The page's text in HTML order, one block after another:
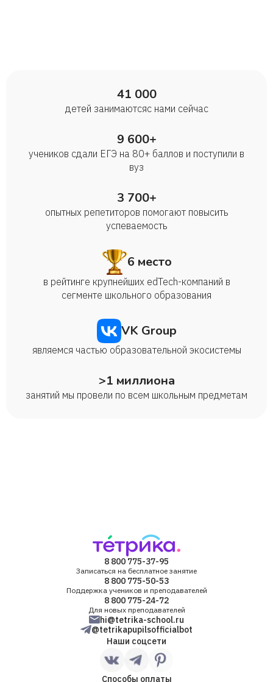
41 000
детей занимаются с нами сейчас
9 600+
учеников сдали ЕГЭ на 80+ баллов и поступили в
вуз
3 700+
опытных репетиторов помогают повысить
успеваемость
6 место
в рейтинге крупнейших edTech-компаний в
сегменте школьного образования
VK Group
являемся частью образовательной экосистемы
>1 миллиона
занятий мы провели по всем школьным предметам
8 800 775-37-95
Записаться на бесплатное занятие
8 800 775-50-53
Поддержка учеников и преподавателей
8 800 775-24-72
Для новых преподавателей
hi@tetrika-school.ru
@tetrikapupilsofficialbot
Наши соцсети
Способы оплаты